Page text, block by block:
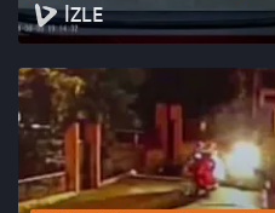
İZLE